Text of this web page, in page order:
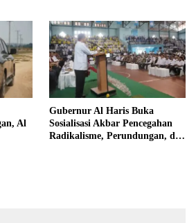
Al
Gubernur Al Haris Buka
Sosialisasi Akbar Pencegahan
Radikalisme, Perundungan, dan